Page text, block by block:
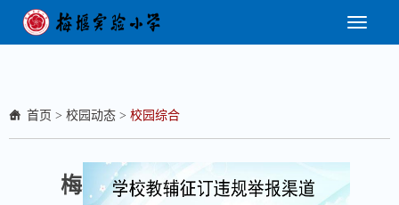
首页 > 校园动态 > 校园综合
梅堰实验小学迎接12月份督导